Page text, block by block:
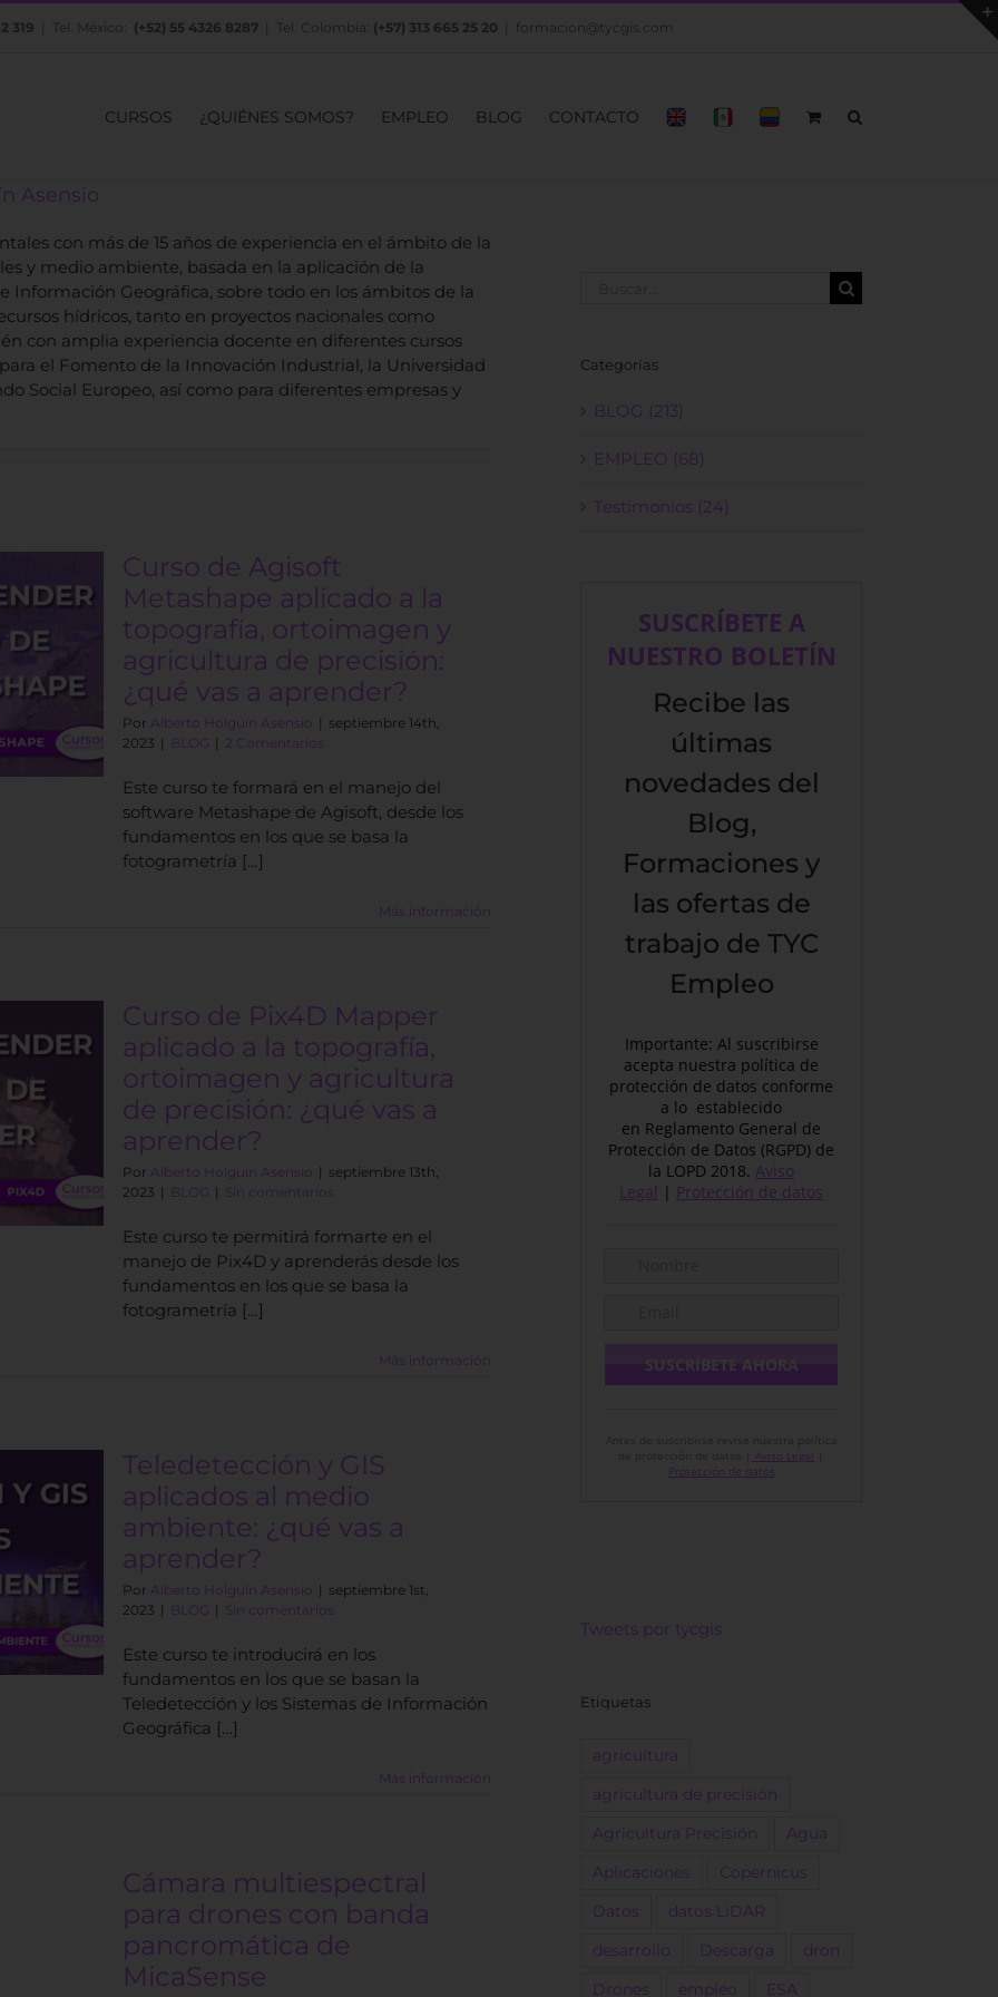
319 | Tel. México: (+52) 55 4326 8287 | Tel. Colombia: (+57) 313 665 25 20 formacion@tycgis.com
CURSOS ¿QUIÉNES SOMOS? EMPLEO BLOG CONTACTO
Asensio
con más de 15 años de experiencia en el ámbito de la
y medio ambiente, basada en la aplicación de la
Información Geográfica, sobre todo en los ámbitos de la
hídricos, tanto en proyectos nacionales como
con amplia experiencia docente en diferentes cursos
el Fomento de la Innovación Industrial, la Universidad
Social Europeo, así como para diferentes empresas y
Curso de Agisoft
Metashape aplicado a la
topografía, ortoimagen y
agricultura de precisión:
¿qué vas a aprender?
Por Alberto Holguín Asensio | septiembre 14th,
2023 | BLOG | 2 Comentarios
Este curso te formará en el manejo del
software Metashape de Agisoft, desde los
fundamentos en los que se basa la
fotogrametría […]
Más información
Curso de Pix4D Mapper
aplicado a la topografía,
ortoimagen y agricultura
de precisión: ¿qué vas a
aprender?
Por Alberto Holguín Asensio | septiembre 13th,
2023 | BLOG | Sin comentarios
Este curso te permitirá formarte en el
manejo de Pix4D y aprenderás desde los
fundamentos en los que se basa la
fotogrametría […]
Más información
Teledetección y GIS
aplicados al medio
ambiente: ¿qué vas a
aprender?
Por Alberto Holguín Asensio | septiembre 1st,
2023 | BLOG | Sin comentarios
Este curso te introducirá en los
fundamentos en los que se basan la
Teledetección y los Sistemas de Información
Geográfica […]
Más información
Cámara multiespectral
para drones con banda
pancromática de
MicaSense
Categorías
BLOG (213)
EMPLEO (68)
Testimonios (24)
SUSCRÍBETE A
NUESTRO BOLETÍN
Recibe las
últimas
novedades del
Blog,
Formaciones y
las ofertas de
trabajo de TYC
Empleo
Importante: Al suscribirse
acepta nuestra política de
protección de datos conforme
a lo establecido
en Reglamento General de
Protección de Datos (RGPD) de
la LOPD 2018. Aviso
Legal | Protección de datos
Aviso Legal
Protección de datos
Tweets por tycgis
Etiquetas
agricultura
agricultura de precisión
Agricultura Precisión Agua
Aplicaciones Copernicus
Datos datos LiDAR
desarrollo Descarga dron
Drones empleo ESA